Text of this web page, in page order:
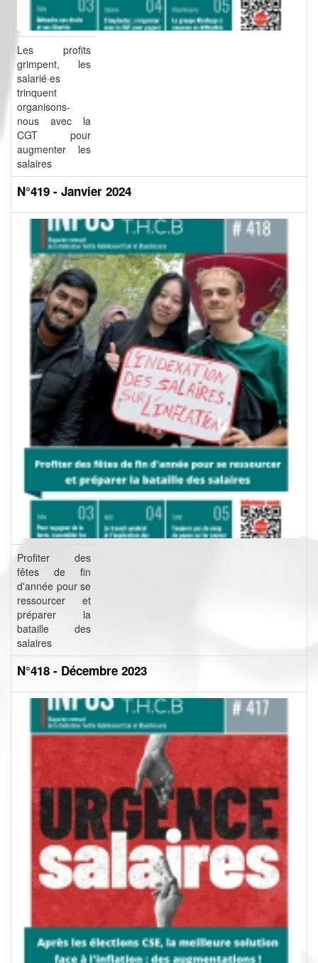
Les profits
grimpent, les
salarié·es
trinquent
organisons-
nous avec la
CGT pour
augmenter les
salaires
N°419 - Janvier 2024
Profiter des
fêtes de fin
d'année pour se
ressourcer et
préparer la
bataille des
salaires
N°418 - Décembre 2023